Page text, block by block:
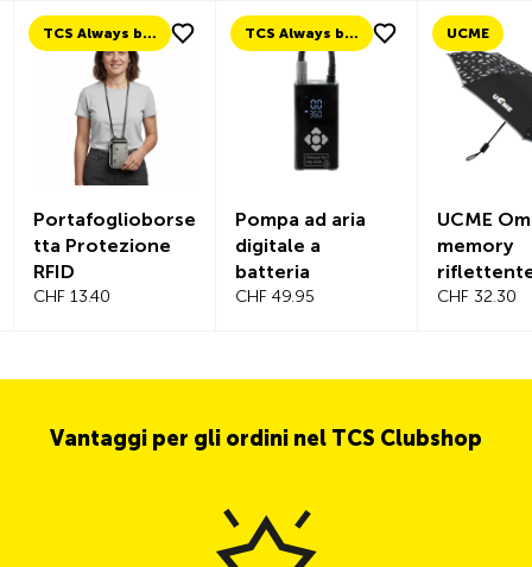
TCS Always by my side
Portafoglioborse
tta Protezione
RFID
CHF 13.40
TCS Always by my side
Pompa ad aria
digitale a
batteria
CHF 49.95
UCME
UCME
memory
CHF 32.30
Vantaggi per gli ordini nel TCS Clubshop